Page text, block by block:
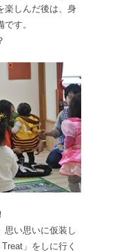
楽しんだ後は、身
す。
思い思いに仮装し
」をしに行く